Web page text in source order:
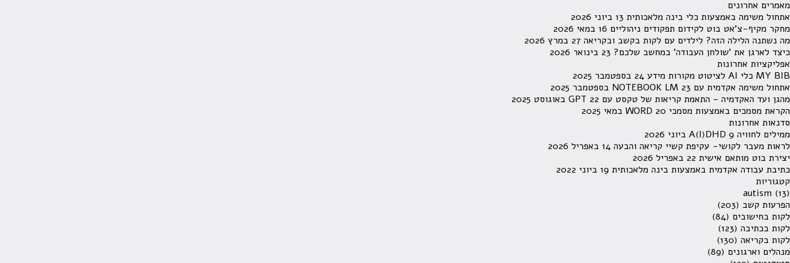
מאמרים אחרונים
אתחול משימה באמצעות כלי בינה מלאכותית 13 ביוני 2026
מחקר מקיף-צ'אט בוט לקידום תפקודים ניהוליים 16 במאי 2026
מה נשתנה הלילה הזה? לילדים עם לקות בקשב ובקריאה 27 במרץ 2026
כיצד לארגן את 'שולחן העבודה' במחשב שלכם? 23 בינואר 2026
אפליקציות אחרונות
MY BIB כלי AI לציטוט מקורות מידע
24 בספטמבר 2025
אתחול משימה אקדמית עם NOTEBOOK LM 23 בספטמבר 2025
מהגן ועד האקדמיה – התאמת קריאות של טקסט עם GPT 22 באוגוסט 2025
הקראת מסמכים באמצעות מסמכי WORD 20 במאי 2025
סדנאות אחרונות
ממילים לחוויה A(I)DHD 9 ביוני 2026
לראות מעבר לקושי- עקיפת קשיי קריאה והבעה 14 באפריל 2026
יצירת בוט מותאם אישית 22 באפריל 2026
כתיבת עבודה אקדמית באמצעות בינה מלאכותית 19 ביוני 2022
קטגוריות
autism (13)
הפרעות קשב (203)
לקות בחישובים (84)
לקות בכתיבה (123)
לקות בקריאה (130)
מנהלים וארגונים (89)